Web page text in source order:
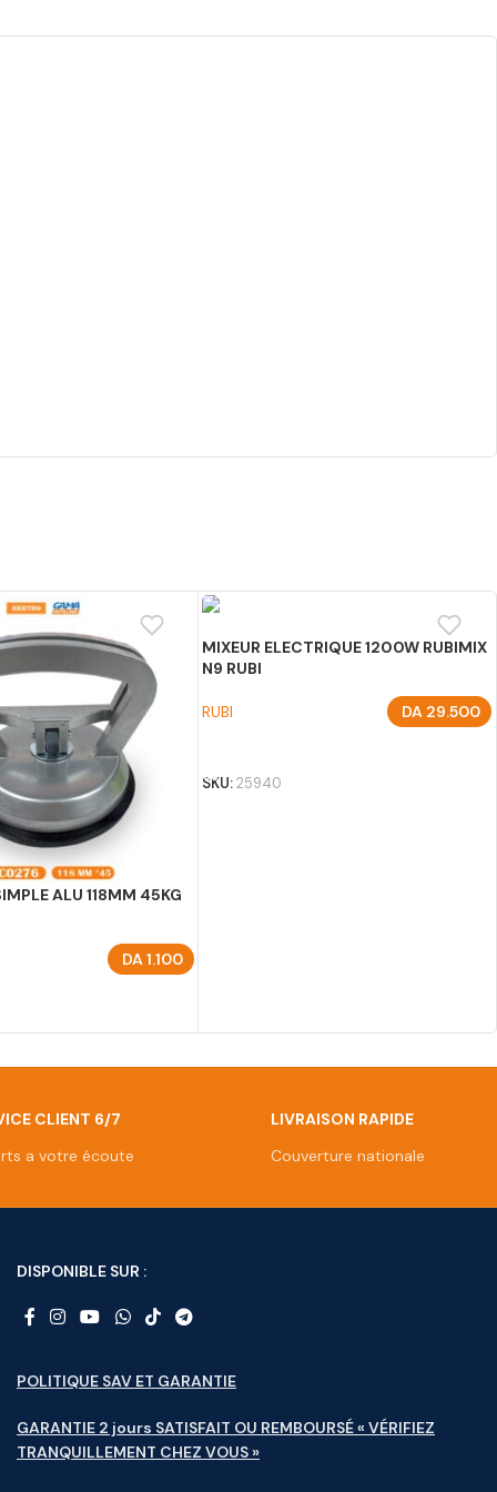
ALU 118MM 45KG
DA1.100
MIXEUR ELECTRIQUE 1200W RUBIMIX
N9 RUBI
RUBI DA29.500
SKU:25940
CLIENT 6/7
a votre écoute
LIVRAISON RAPIDE
Couverture nationale
DISPONIBLE SUR :
POLITIQUE SAV ET GARANTIE
GARANTIE 2 jours SATISFAIT OU REMBOURSÉ « VÉRIFIEZ
TRANQUILLEMENT CHEZ VOUS »